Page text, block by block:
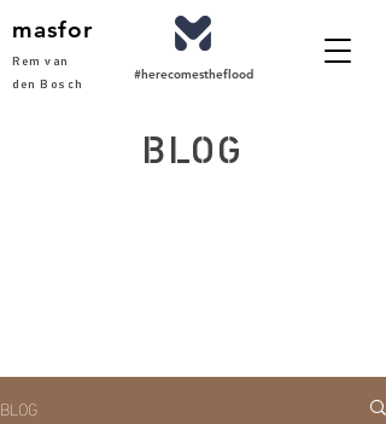
#herecomestheflood
masfor
Rem van
den Bosch
BLOG
BLOG